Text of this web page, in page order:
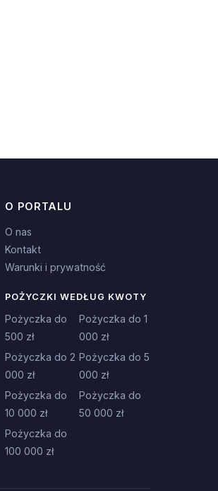
O PORTALU
O nas
Kontakt
Warunki i prywatność
POŻYCZKI WEDŁUG KWOTY
Pożyczka do
500 zł
Pożyczka do 1
000 zł
Pożyczka do 2
000 zł
Pożyczka do 5
000 zł
Pożyczka do
10 000 zł
Pożyczka do
50 000 zł
Pożyczka do
100 000 zł